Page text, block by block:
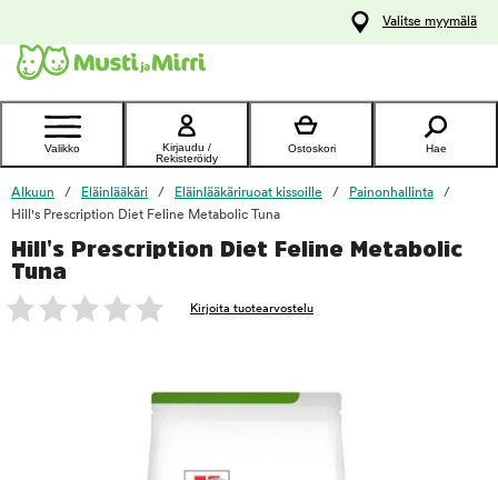
Ota yhteyttä
asiakaspalveluun
Valitse myymälä
Valikko
Kirjaudu /
Rekisteröidy
Ostoskori Hae
Alkuun Eläinlääkäri Eläinlääkäriruoat kissoille
Painonhallinta
Hill's Prescription Diet Feline Metabolic Tuna
Hill's Prescription Diet Feline Metabolic
Tuna
Kirjoita tuotearvostelu
foo